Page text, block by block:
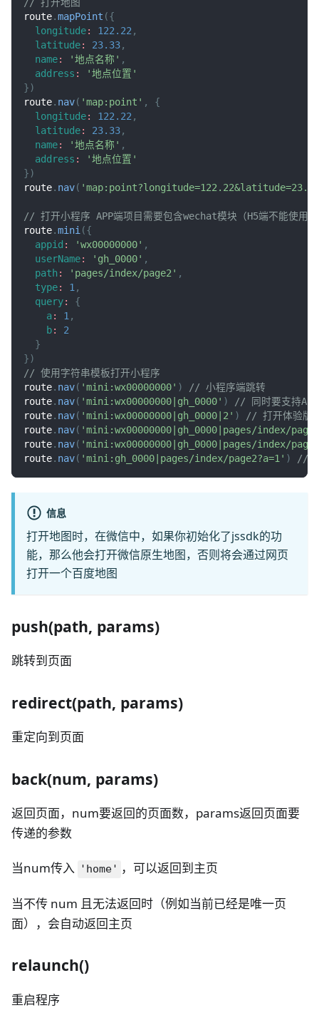
route.mapPoint ({
longitude: 122.22 ,
latitude: 23.33,
name: '地点名称' ,
address :
'地点位置'
})
route. nav( 'map:point' ,
{
longitude: 122.22 ,
latitude: 23.33,
name: '地点名称' ,
address :
'地点位置'
})
route. nav(
// 打开小程序 APP端项目需要包含wechat模块（H5端不能使用）
route.mini ({
appid : 'wx00000000' ,
userName: 'gh_0000' ,
path : 'pages/index/page2' ,
type: 1 ,
query:
{
a: 1 ,
b:
2
}
})
// 使用字符串模板打开小程序
route. nav( 'mini:wx00000000' )
// 小程序端跳转
route. nav( 'mini:wx00000000|gh_0000' )
// 同时要支持
route. nav( 'mini:wx00000000|gh_0000|2' )
// 打开体验版
route. nav( 'mini:wx00000000|gh_0000|pages/index/
route. nav( 'mini:wx00000000|gh_0000|pages/index/
route. nav( 'mini:gh_0000|pages/index/page2?a=1' ) //
信息
打开地图时，在微信中，如果你初始化了jssdk的功
能，那么他会打开微信原生地图，否则将会通过网页
打开一个百度地图
push(path, params)
跳转到页面
redirect(path, params)
重定向到页面
back(num, params)
返回页面，num要返回的页面数，params返回页面要
传递的参数
当num传入 'home' ，可以返回到主页
当不传 num 且无法返回时（例如当前已经是唯一页
面），会自动返回主页
relaunch()
重启程序